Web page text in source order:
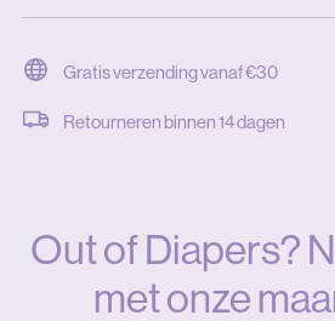
Gratis verzending vanaf €30
Retourneren binnen 14 dagen
Out of Diapers?
met onze